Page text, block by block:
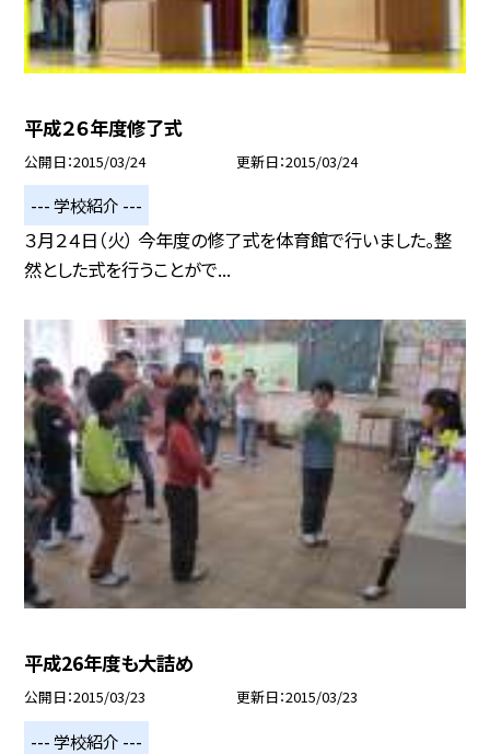
平成２６年度修了式
公開日 2015/03/24 更新日 2015/03/24
--- 学校紹介 ---
３月２４日（火） 今年度の修了式を体育館で行いました。整
然とした式を行うことがで...
平成26年度も大詰め
公開日 2015/03/23 更新日 2015/03/23
--- 学校紹介 ---